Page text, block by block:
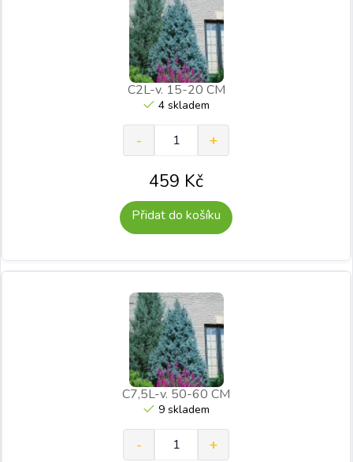
C2L-v. 15-20 CM
4 skladem
459 Kč
Přidat do košíku
C7,5L-v. 50-60 CM
9 skladem